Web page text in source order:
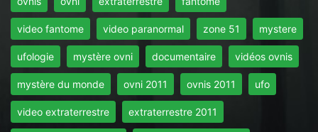
video fantome video paranormal zone 51 mystere
ufologie mystère ovni documentaire vidéos ovnis
mystère du monde ovni 2011 ovnis 2011 ufo
video extraterrestre extraterrestre 2011